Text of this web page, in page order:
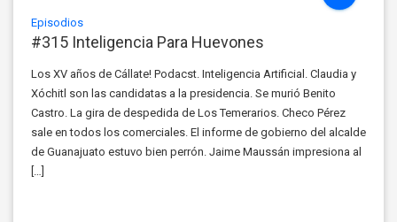
Episodios
#315 Inteligencia Para Huevones
Los XV años de Cállate! Podacst. Inteligencia Artificial. Claudia y
Xóchitl son las candidatas a la presidencia. Se murió Benito
Castro. La gira de despedida de Los Temerarios. Checo Pérez
sale en todos los comerciales. El informe de gobierno del alcalde
de Guanajuato estuvo bien perrón. Jaime Maussán impresiona al